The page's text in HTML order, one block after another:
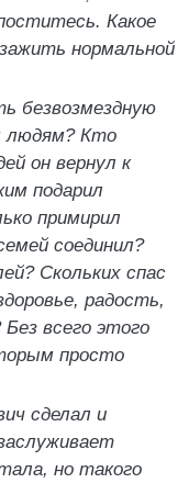
Какое
нормальной
безвозмездную
людям? Кто
он вернул к
подарил
примирил
соединил?
Скольких спас
радость,
всего этого
просто
сделал и
но такого